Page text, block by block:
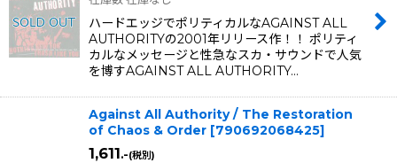
ハードエッジでポリティカルなAGAINST ALL
AUTHORITYの2001年リリース作！！ ポリティ
カルなメッセージと性急なスカ・サウンドで人気
を博すAGAINST ALL AUTHORITY…
Against All Authority / The Restoration
of Chaos & Order [790692068425]
1,611.-(税別)